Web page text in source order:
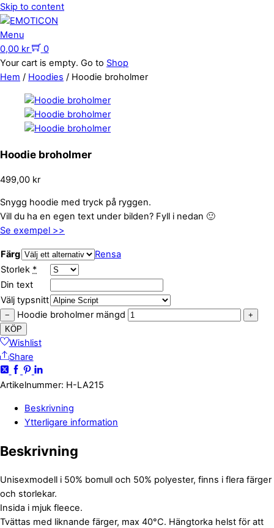
Skip to content
Menu
0,00 kr
0
Your cart is empty. Go to Shop
Hem / Hoodies / Hoodie broholmer
Hoodie broholmer
499,00 kr
Snygg hoodie med tryck på ryggen.
Vill du ha en egen text under bilden? Fyll i nedan 🙂
Se exempel >>
Färg
Rensa
Storlek *
Din text
Välj typsnitt
− Hoodie broholmer mängd
+
KÖP
Wishlist
Share
Artikelnummer: H-LA215
Beskrivning
Ytterligare information
Beskrivning
Unisexmodell i 50% bomull och 50% polyester, finns i flera färger
och storlekar.
Insida i mjuk fleece.
Tvättas med liknande färger, max 40°C. Hängtorka helst för att